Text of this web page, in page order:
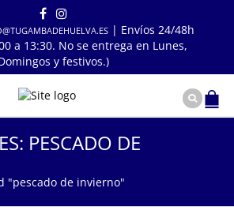
| Envíos 24/48h
a 13:30. No se entrega en Lunes,
y festivos.)
PESCADO DE
"pescado de invierno"